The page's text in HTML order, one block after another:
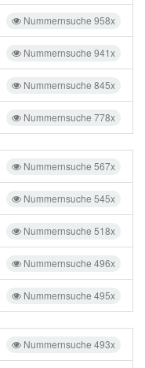
Nummernsuche 958x
Nummernsuche 941x
Nummernsuche 845x
Nummernsuche 778x
Nummernsuche 567x
Nummernsuche 545x
Nummernsuche 518x
Nummernsuche 496x
Nummernsuche 495x
Nummernsuche 493x